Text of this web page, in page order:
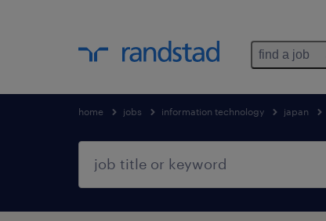
find a job
home jobs information technology japan